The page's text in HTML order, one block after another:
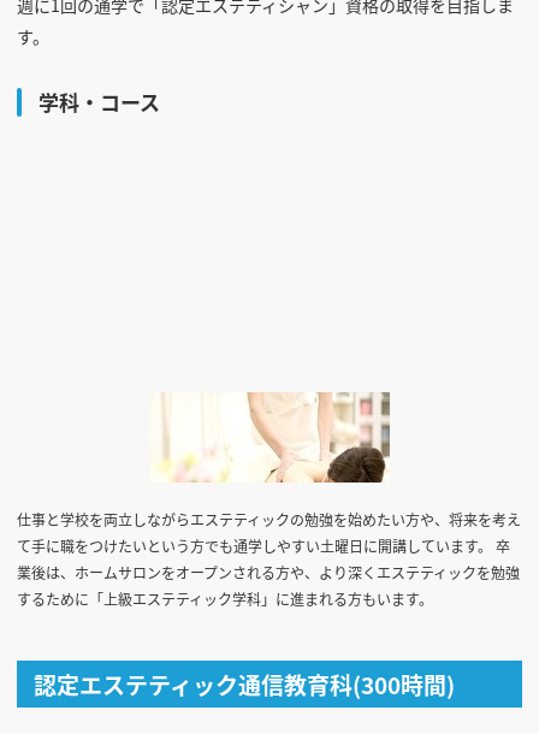
す。
学科・コース
仕事と学校を両立しながらエステティックの勉強を始めたい方や、将来を考え
て手に職をつけたいという方でも通学しやすい土曜日に開講しています。 卒
業後は、ホームサロンをオープンされる方や、より深くエステティックを勉強
するために「上級エステティック学科」に進まれる方もいます。
認定エステティック通信教育科(300時間)